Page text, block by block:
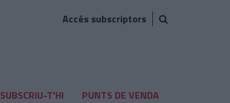
Accés subscriptors
SUBSCRIU-T'HI PUNTS DE VENDA